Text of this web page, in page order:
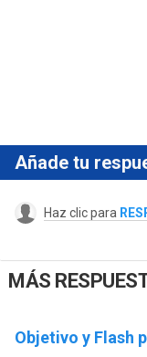
Añade tu
Haz clic para
MÁS
Objetivo y Flash